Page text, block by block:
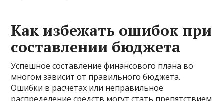
Как избежать ошибок при
составлении бюджета
Успешное составление финансового плана во
многом зависит от правильного бюджета.
Ошибки в расчетах или неправильное
распределение средств могут стать препятствием